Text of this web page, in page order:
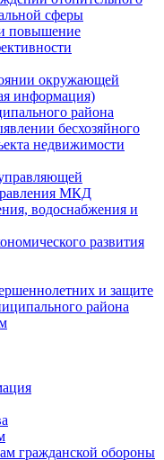
сферы
повышение
окружающей
информация)
района
бесхозяйного
недвижимости
МКД
водоснабжения и
развития
и защите
района
гражданской обороны